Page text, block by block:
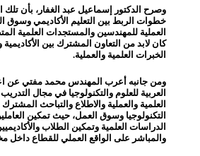
وصرح الدكتور إسماعيل عبد الغفار، بأن تلك
خطوات الربط بين التعليم الأكاديمي وسوق
العملية للمهندسين والمستجدات العلمية
الخبرات العلمية والعملية.
ومن جانبه أعرب المهندس محمد مفتي عن
العربية للعلوم والتكنولوجيا في مجال
العلمية والعملية والاطلاع والتباحث
التكنولوجيا وسوق العمل، حيث تمكين
الدراسات العلمية وتمكين الطلاب
والمباشر على الواقع العملي للقطاع داخل